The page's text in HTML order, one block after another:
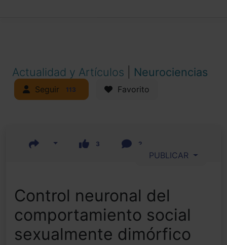
Actualidad y Artículos Neurociencias
Seguir 113 Favorito
3 2
PUBLICAR
Control neuronal del
comportamiento social
sexualmente dimórfico